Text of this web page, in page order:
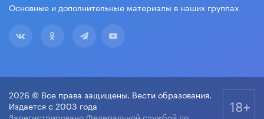
Основные и дополнительные материалы в наших группах
2026 © Все права защищены. Вести образования.
Издается с 2003 года
18+